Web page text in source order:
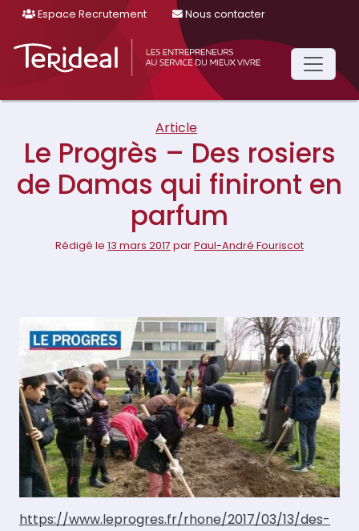
Espace Recrutement Nous contacter
Main
Navigation
Article
Le Progrès – Des rosiers
de Damas qui finiront en
parfum
Rédigé le 13 mars 2017 parPaul-André Fouriscot
https://www.leprogres.fr/rhone/2017/03/13/des-